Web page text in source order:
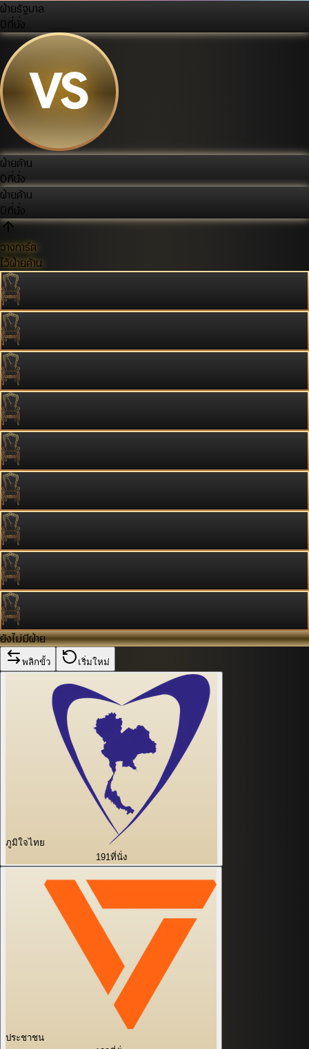
ฝ่ายรัฐบาล
0ที่นั่ง
ฝ่ายค้าน
0ที่นั่ง
ฝ่ายค้าน
0ที่นั่ง
วางการ์ด
ไว้ฝ่ายค้าน
ยังไม่มีฝ่าย
พลิกขั้ว เริ่มใหม่
ภูมิใจไทย
191ที่นั่ง
ประชาชน